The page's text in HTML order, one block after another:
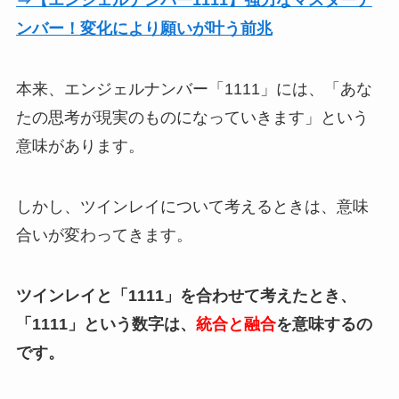
ンバー！変化により願いが叶う前兆
本来、エンジェルナンバー「1111」には、「あな
たの思考が現実のものになっていきます」という
意味があります。
しかし、ツインレイについて考えるときは、意味
合いが変わってきます。
ツインレイと「1111」を合わせて考えたとき、
「1111」という数字は、 統合と融合を意味するの
です。